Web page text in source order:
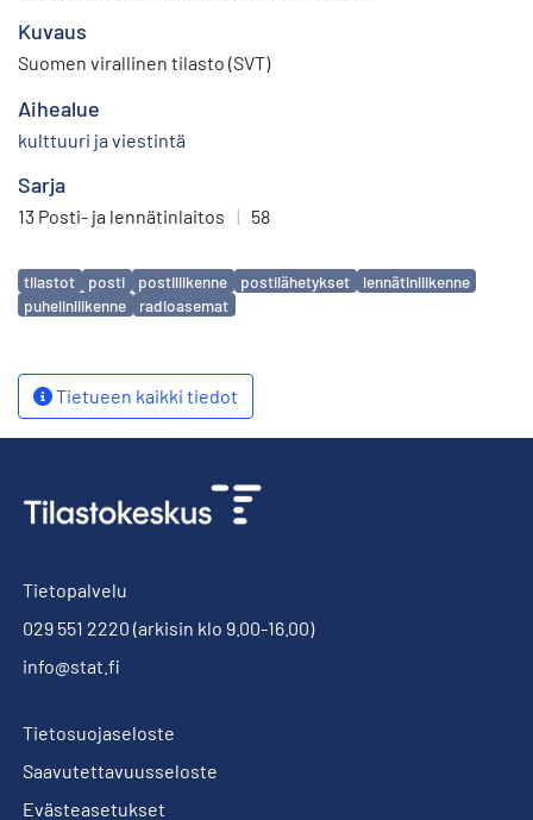
Kuvaus
Suomen virallinen tilasto (SVT)
Aihealue
kulttuuri ja viestintä
Sarja
13 Posti- ja lennätinlaitos | 58
Avainsanat
tilastot posti postiliikenne postilähetykset
lennätinliikenne
puhelinliikenne
radioasemat
Tietueen kaikki tiedot
Tietopalvelu
029 551 2220 (arkisin klo 9.00-16.00)
info@stat.fi
Tietosuojaseloste
Saavutettavuusseloste
Evästeasetukset